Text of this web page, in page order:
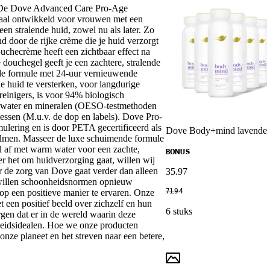
Dove Advanced Care Pro-Age
ontwikkeld voor vrouwen met een
stralende huid, zowel nu als later. Zo
door de rijke crème die je huid verzorgt
heeft een zichtbaar effect na
geeft je een zachtere, stralende
formule met 24-uur vernieuwende
huid te versterken, voor langdurige
is voor 94% biologisch
en mineralen (OESO-testmethoden
(M.u.v. de dop en labels). Dove Pro-
en is door PETA gecertificeerd als
Masseer de luxe schuimende formule
met warm water voor een zachte,
het om huidverzorging gaat, willen wij
zorg van Dove gaat verder dan alleen
schoonheidsnormen opnieuw
een positieve manier te ervaren. Onze
een positief beeld over zichzelf en hun
dat er in de wereld waarin deze
Hoe we onze producten
planeet en het streven naar een betere,
Dove Body+mind
BONUS
35.97
71.94
6 stuks